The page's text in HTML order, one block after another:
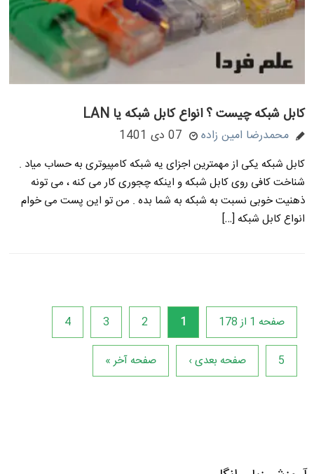
کابل شبکه چیست ؟ انواع کابل شبکه یا LAN
محمدرضا امین زاده 07 دی 1401
کابل شبکه یکی از مهمترین اجزای یه شبکه کامپیوتری به حساب میاد .
شناخت کافی روی کابل شبکه و اینکه چجوری کار می کنه ، می تونه
ذهنیت خوبی نسبت به شبکه به شما بده . من تو این پست می خوام
انواع کابل شبکه […]
صفحه 1 از 178 1
2
3
4
5 صفحه بعدی › صفحه آخر »